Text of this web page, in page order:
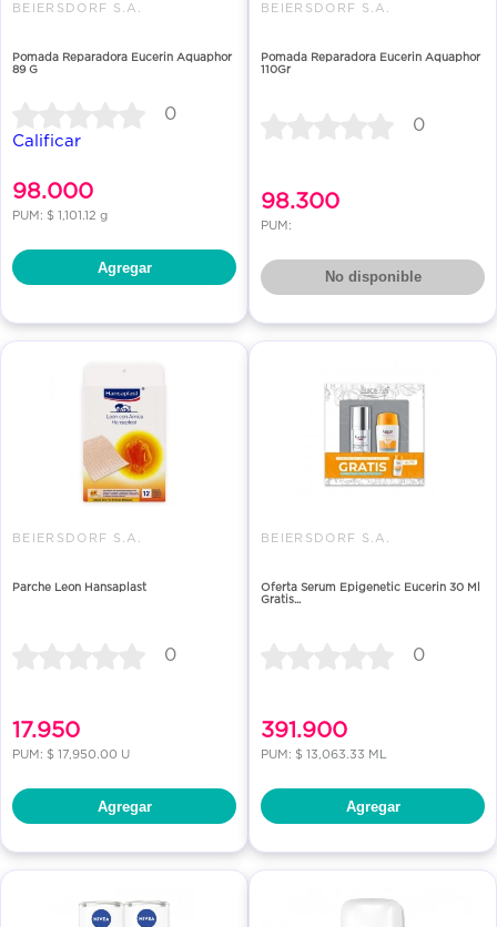
BEIERSDORF S.A.
Pomada Reparadora Eucerin Aquaphor
89 G
0
Calificar
98.000
PUM: $ 1,101.12 g
Agregar
BEIERSDORF S.A.
Pomada Reparadora Eucerin Aquaphor
110Gr
0
98.300
PUM:
No disponible
BEIERSDORF S.A.
Parche Leon Hansaplast
0
17.950
PUM: $ 17,950.00 U
Agregar
BEIERSDORF S.A.
Oferta Serum Epigenetic Eucerin 30 Ml
Gratis...
0
391.900
PUM: $ 13,063.33 ML
Agregar